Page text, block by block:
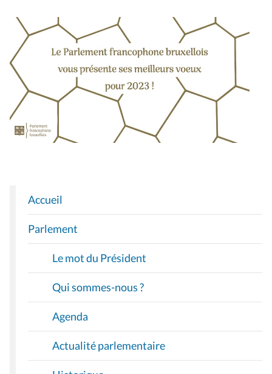
N
A
V
G
T
O
Accueil
Parlement
Le mot du Président
Qui sommes-nous ?
Agenda
Actualité parlementaire